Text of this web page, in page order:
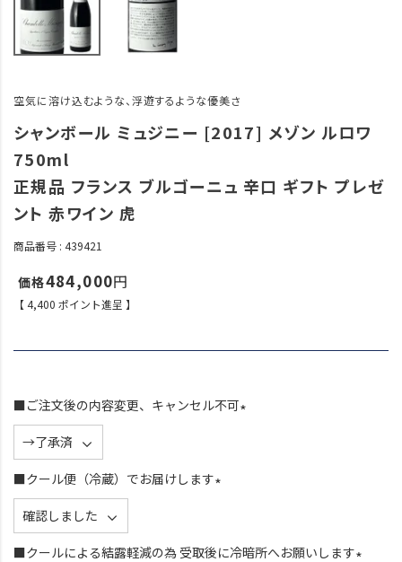
空気に溶け込むような、浮遊するような優美さ
シャンボール ミュジニー [2017] メゾン ルロワ
750ml
正規品 フランス ブルゴーニュ 辛口 ギフト プレゼ
ント 赤ワイン 虎
商品番号 439421
484,000
【4,400 ポイント進呈 】
■ご注文後の内容変更、キャンセル不可
■クール便（冷蔵）でお届けします
須
■クールによる結露軽減の為 受取後に冷暗所へお願いします